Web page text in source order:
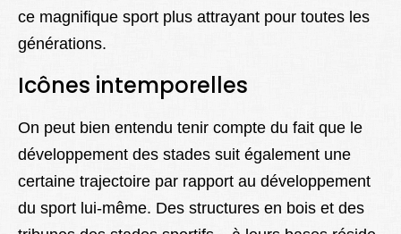
ce magnifique sport plus attrayant pour toutes les
générations.
Icônes intemporelles
On peut bien entendu tenir compte du fait que le
développement des stades suit également une
certaine trajectoire par rapport au développement
du sport lui-même. Des structures en bois et des